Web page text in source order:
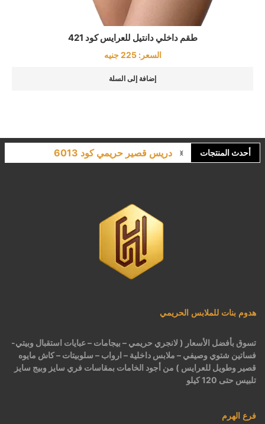
طقم داخلي دانتيل للعرايس كود 421
السعر:225 جنيه
إضافة إلى السلة
أحدث المنتجات دريس قصير حريمي كود 6013
هدوم بنات للملابس الحريمي
تسوق بأفضل الأسعار ( لانجري حريمي – بيجامات – عبايات استقبال وبيتي-
فساتين شتوي وصيفي – ملابس داخلية – ارواب – سلوبيتات – كاش مايوه
قصير وطويل للعرايس ) من أجود الخامات بمقاسات فري سايز وبيج سايز
تلبيس حتى 120 كيلو
فرع الهرم